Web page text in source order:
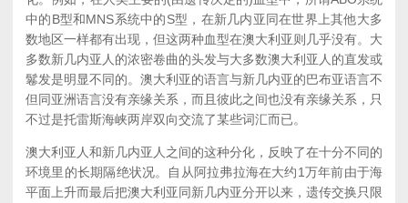
中的B型和MNS系统中的S型，在新几内亚同在世界上其他大多
数地区一样都有出现，但这两种血型在澳大利亚则几乎没有。大
多数新几内亚人的浓密卷曲的头发与大多数澳大利亚人的直发或
鬈发是明显不同的。澳大利亚的语言与新几内亚的巴布亚语言不
但同亚洲语言没有亲缘关系，而且彼此之间也没有亲缘关系，只
不过是托雷斯海峡两岸双向交流了某些词汇而已。
澳大利亚人和新几内亚人之间的这种分化，反映了在十分不同的
环境里的长期隔绝状况。自从阿拉弗拉海在大约1万年前由于海
平面上升而最后把澳大利亚同新几内亚分开以来，遗传交换只限